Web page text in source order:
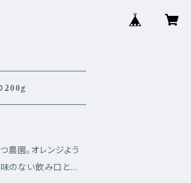
Aires 自家焙煎 中煎り 200g
園。オレンジよう
のない飲み口と消